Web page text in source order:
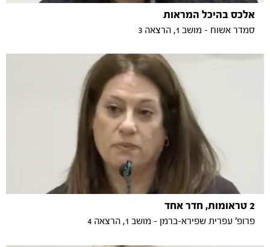
אלכס בהיכל המראות
סמדר אשוח - מושב 1, הרצאה 3
2 טראומות, חדר אחד
פרופ' עפרית שפירא-ברמן - מושב 1, הרצאה 4